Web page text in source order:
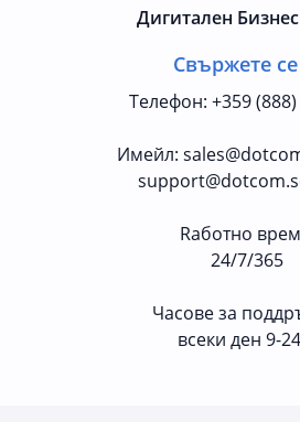
Дигитален
Свържете
Телефон: +359
Имейл:
Rаботно
24/7/365
Часове за
всеки ден 9-